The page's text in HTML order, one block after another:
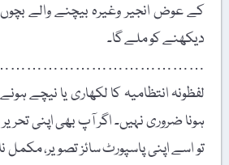
کے عوض انجیر وغیرہ بیچنے والے
دیکھنے کو ملے گا۔
لفظونہ انتظامیہ کا لکھاری یا نیچے
ہونا ضروری نہیں۔ اگر آپ بھی اپنی تحریر
تو اسے اپنی پاسپورٹ سائز تصویر، مکمل